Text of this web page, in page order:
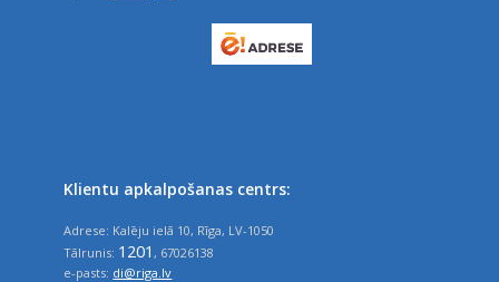
Klientu apkalpošanas centrs:
Adrese: Kalēju ielā 10, Rīga, LV-1050
Tālrunis: 1201 , 67026138
e-pasts: di@riga.lv